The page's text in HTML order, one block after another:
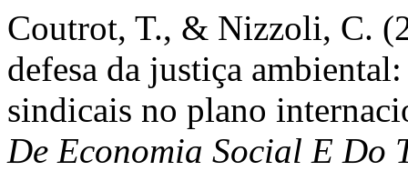
Coutrot, T., & Nizzoli, C.
defesa da justiça
sindicais no plano
De Economia Social E Do